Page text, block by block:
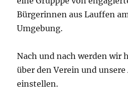
Bürgerinnen aus Lauffen
Umgebung.
Nach und nach werden wir
über den Verein und
einstellen.